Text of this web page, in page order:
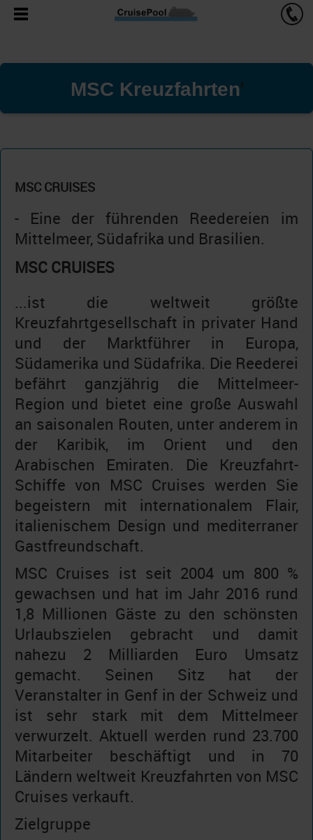
MSC Kreuzfahrten'
MSC CRUISES
- Eine der führenden Reedereien im
Mittelmeer, Südafrika und Brasilien.
MSC CRUISES
...ist die weltweit größte
Kreuzfahrtgesellschaft in privater Hand
und der Marktführer in Europa,
Südamerika und Südafrika. Die Reederei
befährt ganzjährig die Mittelmeer-
Region und bietet eine große Auswahl
an saisonalen Routen, unter anderem in
der Karibik, im Orient und den
Arabischen Emiraten. Die Kreuzfahrt-
Schiffe von MSC Cruises werden Sie
begeistern mit internationalem Flair,
italienischem Design und mediterraner
Gastfreundschaft.
MSC Cruises ist seit 2004 um 800 %
gewachsen und hat im Jahr 2016 rund
1,8 Millionen Gäste zu den schönsten
Urlaubszielen gebracht und damit
nahezu 2 Milliarden Euro Umsatz
gemacht. Seinen Sitz hat der
Veranstalter in Genf in der Schweiz und
ist sehr stark mit dem Mittelmeer
verwurzelt. Aktuell werden rund 23.700
Mitarbeiter beschäftigt und in 70
Ländern weltweit Kreuzfahrten von MSC
Cruises verkauft.
Zielgruppe